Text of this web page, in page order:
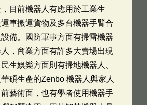
目前機器人有應用於工業生
車搬運貨物及多台機器手臂合
備。國防軍事方面有掃雷機器
，商業方面有許多大賣場出現
生娛樂方面則有掃地機器人、
碩生產的Zenbo 機器人與家人
藝術面，也有學者使用機器手